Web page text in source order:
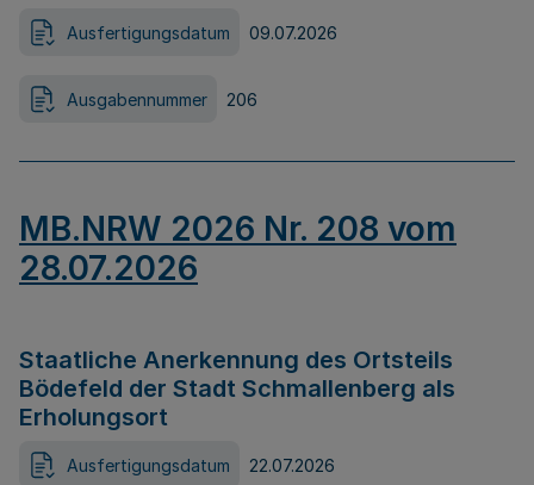
Ausfertigungsdatum 09.07.2026
Ausgabennummer 206
MB.NRW 2026 Nr. 208 vom
28.07.2026
Staatliche Anerkennung des Ortsteils
Bödefeld der Stadt Schmallenberg als
Erholungsort
Ausfertigungsdatum 22.07.2026